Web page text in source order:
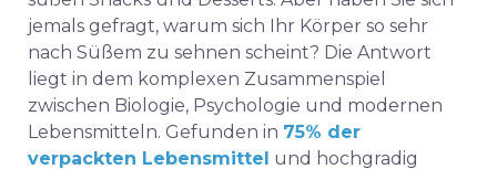
jemals gefragt, warum sich Ihr Körper so sehr
nach Süßem zu sehnen scheint? Die Antwort
liegt in dem komplexen Zusammenspiel
zwischen Biologie, Psychologie und modernen
Lebensmitteln. Gefunden in 75% der
verpackten Lebensmittel und hochgradig